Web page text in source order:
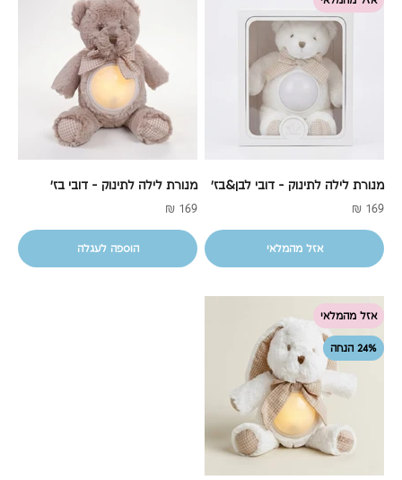
מנורת לילה לתינוק - דובי לבן&בז'
מחיר מבצע
169 ₪
אזל מהמלאי
מנורת לילה לתינוק - דובי בז'
מחיר מבצע
169 ₪
הוספה לעגלה
אזל מהמלאי
24% הנחה